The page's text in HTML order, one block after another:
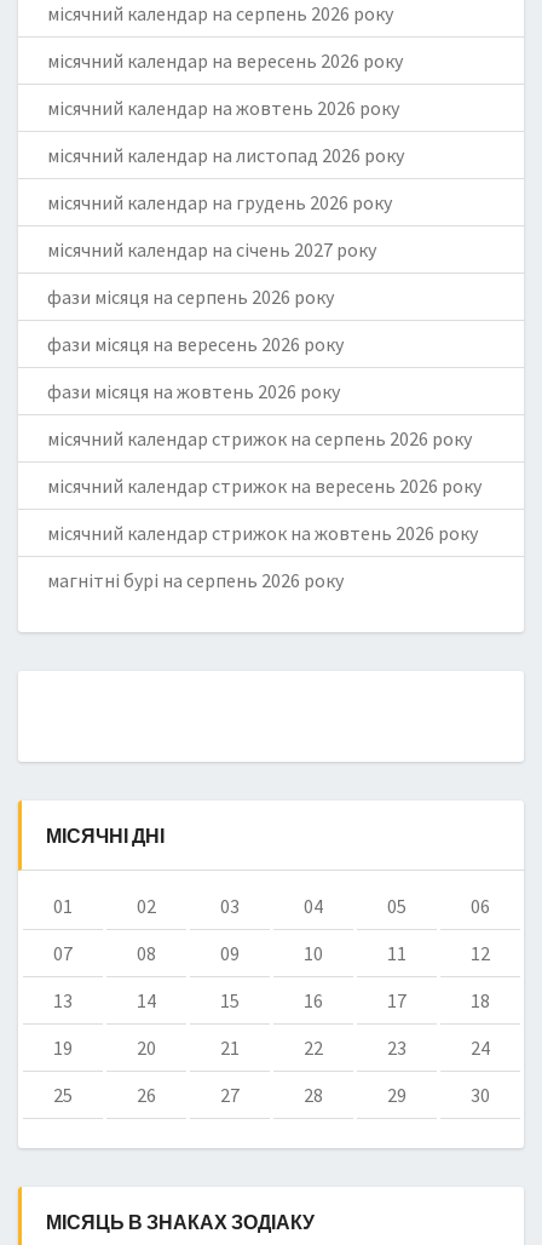
місячний календар на серпень 2026 року
місячний календар на вересень 2026 року
місячний календар на жовтень 2026 року
місячний календар на листопад 2026 року
місячний календар на грудень 2026 року
місячний календар на січень 2027 року
фази місяця на серпень 2026 року
фази місяця на вересень 2026 року
фази місяця на жовтень 2026 року
місячний календар стрижок на серпень 2026 року
місячний календар стрижок на вересень 2026 року
місячний календар стрижок на жовтень 2026 року
магнітні бурі на серпень 2026 року
МІСЯЧНІ ДНІ
01 02 03 04 05
06
07
08 09 10 11
12
13
14 15 16 17
18
19
20 21 22 23
24
25
26 27 28 29 30
МІСЯЦЬ В ЗНАКАХ ЗОДІАКУ